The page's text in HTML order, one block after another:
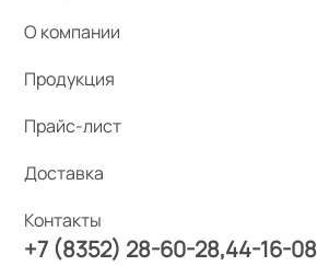
О компании
Продукция
Прайс-лист
Доставка
Контакты
+7 (8352) 28-60-28 44-16-08